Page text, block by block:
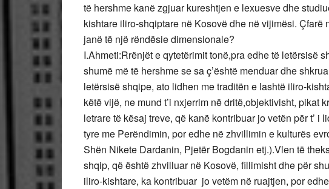
të hershme kanë zgjuar kureshtjen e lexuesve dhe
kishtare iliro-shqiptare në Kosovë dhe në vijimësi. Çfarë
janë të një rëndësie dimensionale?
I.Ahmeti:Rrënjët e qytetërimit tonë,pra edhe të letërsisë
shumë më të hershme se sa ç’është menduar dhe
letërsisë shqipe, ato lidhen me traditën e lashtë iliro-
këtë vijë, ne mund t’i nxjerrim në dritë,objektivisht, pikat
letrare të kësaj treve, që kanë kontribuar jo vetën për t’
tyre me Perëndimin, por edhe në zhvillimin e kulturës
Shën Nikete Dardanin, Pjetër Bogdanin etj.).Vlen të
shqip, që është zhvilluar në Kosovë, fillimisht dhe për
iliro-kishtare, ka kontribuar jo vetëm në ruajtjen, por